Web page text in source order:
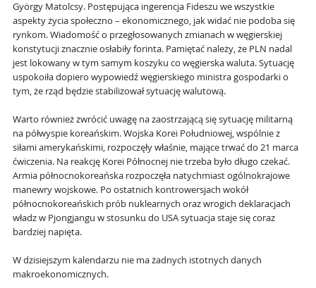
György Matolcsy. Postępująca ingerencja Fideszu we wszystkie
aspekty życia społeczno – ekonomicznego, jak widać nie podoba się
rynkom. Wiadomość o przegłosowanych zmianach w węgierskiej
konstytucji znacznie osłabiły forinta. Pamiętać należy, że PLN nadal
jest lokowany w tym samym koszyku co węgierska waluta. Sytuację
uspokoiła dopiero wypowiedź węgierskiego ministra gospodarki o
tym, że rząd będzie stabilizował sytuację walutową.
Warto również zwrócić uwagę na zaostrzającą się sytuację militarną
na półwyspie koreańskim. Wojska Korei Południowej, wspólnie z
siłami amerykańskimi, rozpoczęły właśnie, mające trwać do 21 marca
ćwiczenia. Na reakcję Korei Północnej nie trzeba było długo czekać.
Armia północnokoreańska rozpoczęła natychmiast ogólnokrajowe
manewry wojskowe. Po ostatnich kontrowersjach wokół
północnokoreańskich prób nuklearnych oraz wrogich deklaracjach
władz w Pjongjangu w stosunku do USA sytuacja staje się coraz
bardziej napięta.
W dzisiejszym kalendarzu nie ma żadnych istotnych danych
makroekonomicznych.